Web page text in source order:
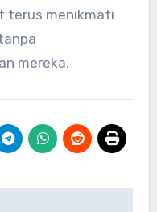
terus menikmati
mereka.